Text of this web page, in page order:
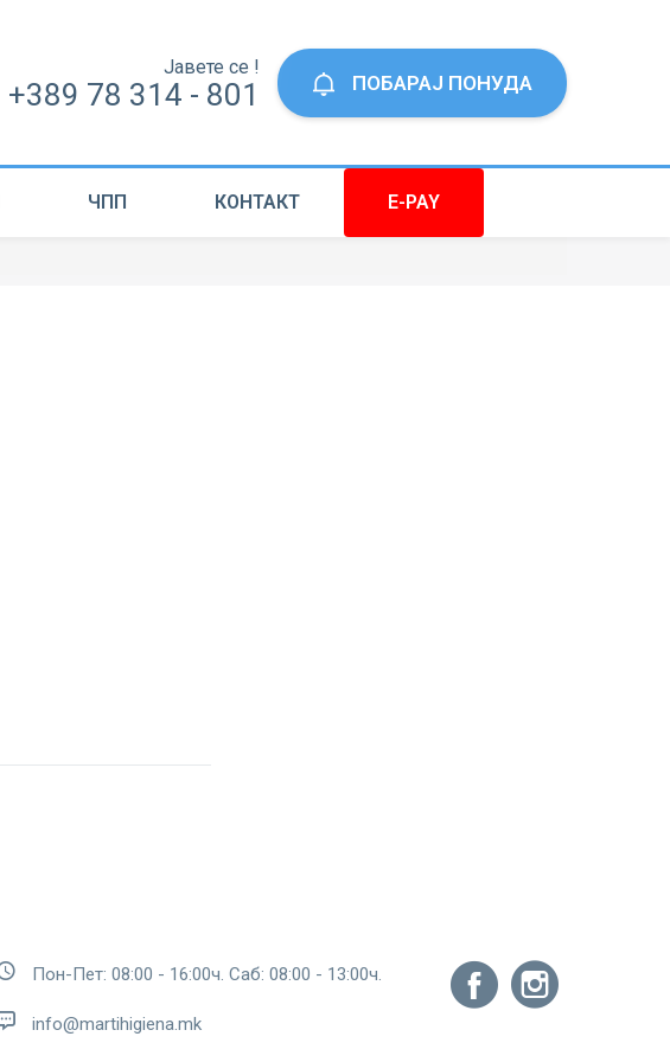
Јавете се !
+389 78 314 - 801 ПОБАРАЈ ПОНУДА
ЧПП КОНТАКТ E-PAY
Пон-Пет: 08:00 - 16:00ч. Саб: 08:00 - 13:00ч.
info@martihigiena.mk